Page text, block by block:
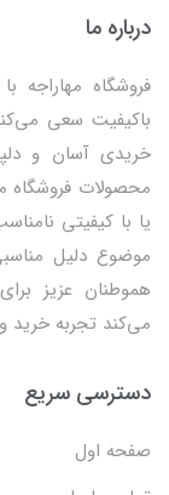
درباره ما
باکیفیت سعی
خریدی آسان و
محصولات فروشگاه
یا با کیفیتی
موضوع دلیل
هموطنان عزیز
می‌کند تجربه خرید
دسترسی سریع
صفحه اول